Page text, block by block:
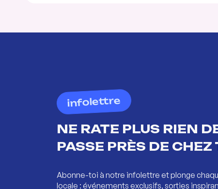
infolettre
NE RATE PLUS RIEN
PASSE PRÈS DE CHEZ
Abonne-toi à notre infolettre et plonge
locale : événements exclusifs, sorties